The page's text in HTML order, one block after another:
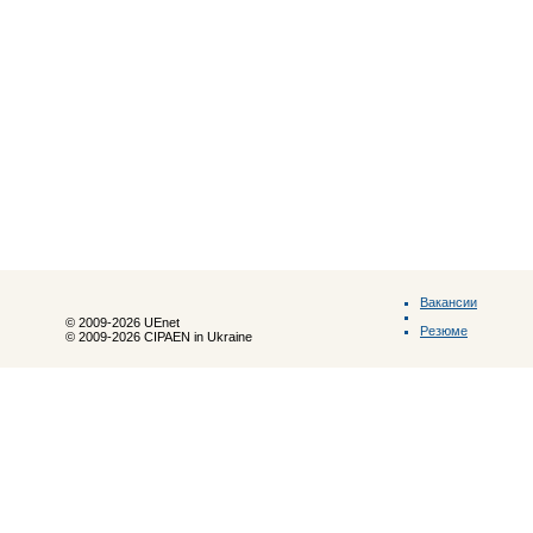
© 2009-2026 UEnet
© 2009-2026 CIPAEN in Ukraine
Вакансии
Резюме